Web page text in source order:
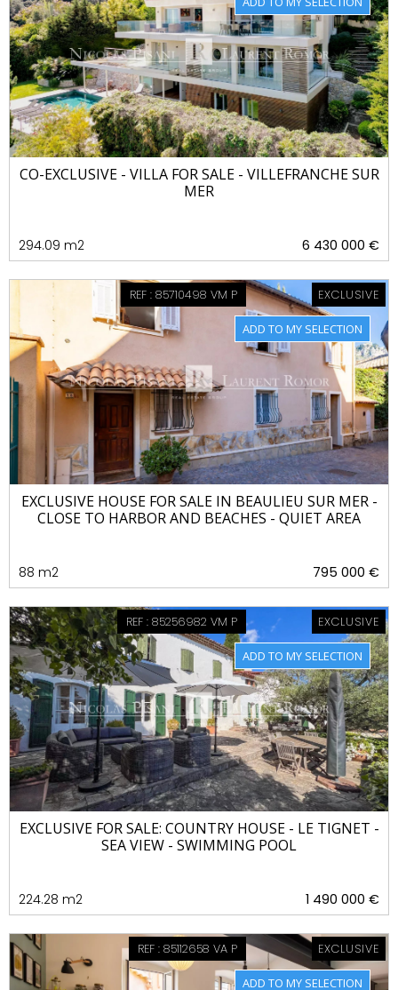
CO-EXCLUSIVE - VILLA FOR SALE - VILLEFRANCHE SUR
MER
294.09 m2 6 430 000 €
EXCLUSIVE
REF : 85710498 VM P
EXCLUSIVE HOUSE FOR SALE IN BEAULIEU SUR MER -
CLOSE TO HARBOR AND BEACHES - QUIET AREA
88 m2 795 000 €
EXCLUSIVE
REF : 85256982 VM P
EXCLUSIVE FOR SALE: COUNTRY HOUSE - LE TIGNET -
SEA VIEW - SWIMMING POOL
224.28 m2 1 490 000 €
EXCLUSIVE
REF : 85112658 VA P